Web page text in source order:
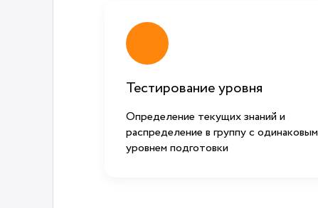
Тестирование уровня
Определение текущих знаний и
распределение в группу с одинаковым
уровнем подготовки